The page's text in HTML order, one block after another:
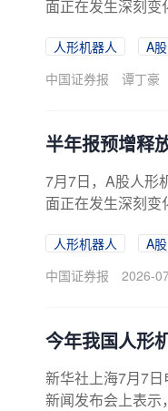
面正在发生深刻
期的概念催化阶段
因素催化，中长
人形机器人
A股
中国证券报
谭丁豪
半年报预增释
7月7日，A股人形
面正在发生深刻
期的概念催化阶段
因素催化，中长
人形机器人
A股
中国证券报
2026-
今年我国人形
新华社上海7月7
新闻发布会上表示